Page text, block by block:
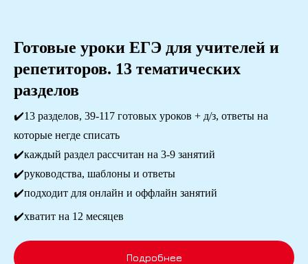
Готовые уроки ЕГЭ для учителей и
репетиторов. 13 тематических
разделов
✔️13 разделов, 39-117 готовых уроков + д/з, ответы на
которые негде списать
✔️каждый раздел рассчитан на 3-9 занятий
✔️руководства, шаблоны и ответы
✔️подходит для онлайн и оффлайн занятий
✔️хватит на 12 месяцев
Подробнее